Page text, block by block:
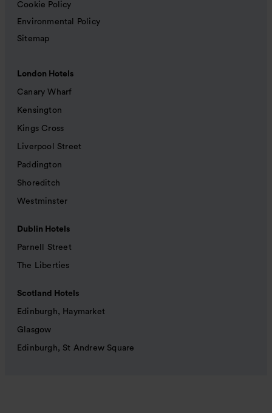
Cookie Policy
Environmental Policy
Sitemap
London Hotels
Canary Wharf
Kensington
Kings Cross
Liverpool Street
Paddington
Shoreditch
Westminster
Dublin Hotels
Parnell Street
The Liberties
Scotland Hotels
Edinburgh, Haymarket
Glasgow
Edinburgh, St Andrew Square